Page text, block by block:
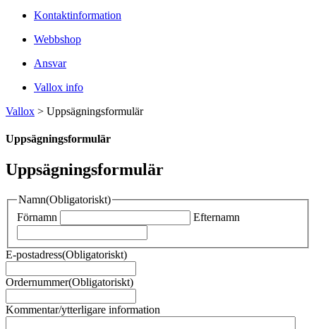
Kontaktinformation
Webbshop
Ansvar
Vallox info
Vallox > Uppsägningsformulär
Uppsägningsformulär
Uppsägningsformulär
Namn(Obligatoriskt)
Förnamn
Efternamn
E-postadress(Obligatoriskt)
Ordernummer(Obligatoriskt)
Kommentar/ytterligare information